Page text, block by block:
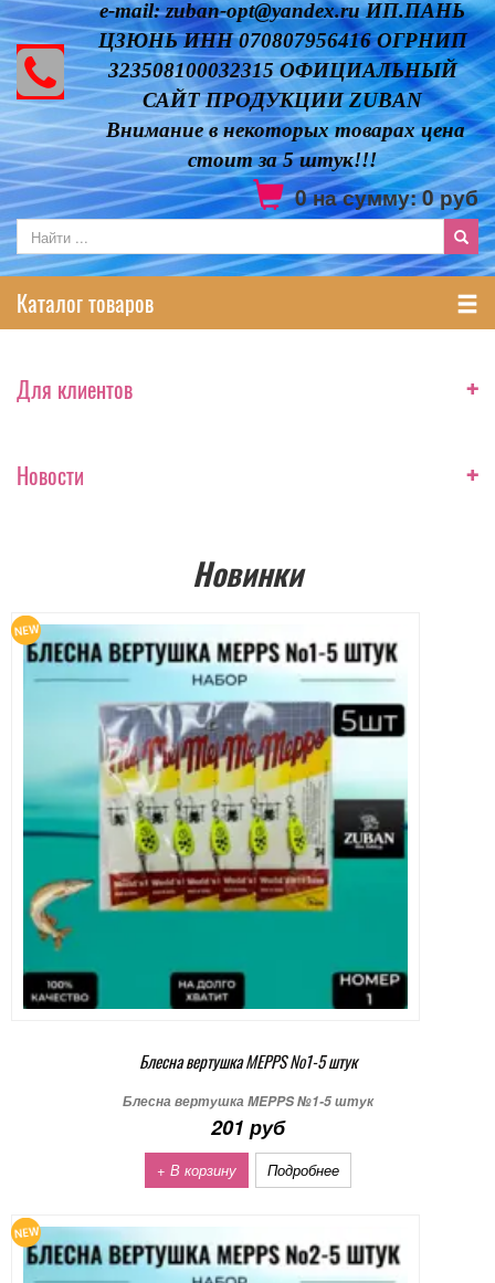
e-mail: zuban-opt@yandex.ru ИП.ПАНЬ
ЦЗЮНЬ ИНН 070807956416 ОГРНИП
323508100032315 ОФИЦИАЛЬНЫЙ
САЙТ ПРОДУКЦИИ ZUBAN
Внимание в некоторых товарах цена
стоит за 5 штук!!!
0на сумму:0руб
Каталог товаров
Для клиентов +
Новости +
Новинки
Блесна вертушка MEPPS №1-5 штук
Блесна вертушка MEPPS №1-5 штук
201 руб
+ В корзину Подробнее